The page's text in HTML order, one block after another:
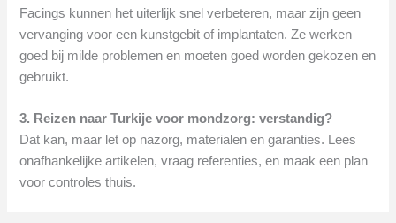
Facings kunnen het uiterlijk snel verbeteren, maar zijn geen
vervanging voor een kunstgebit of implantaten. Ze werken
goed bij milde problemen en moeten goed worden gekozen en
gebruikt.
3. Reizen naar Turkije voor mondzorg: verstandig?
Dat kan, maar let op nazorg, materialen en garanties. Lees
onafhankelijke artikelen, vraag referenties, en maak een plan
voor controles thuis.